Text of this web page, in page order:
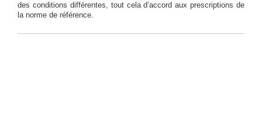
des conditions différentes, tout cela d’accord aux prescriptions de
la norme de référence.